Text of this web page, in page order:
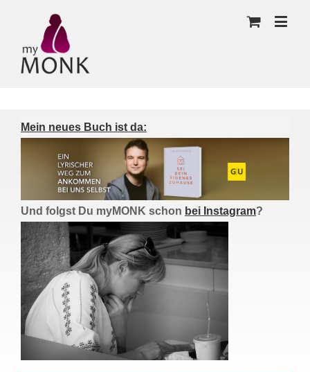
Mein neues Buch ist da:
Und folgst Du myMONK schon bei Instagram?